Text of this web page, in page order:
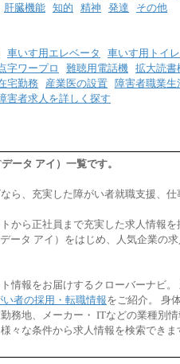
肝臓機能 知的 精神 発達 その他
車いす用エレベータ 車いす用トイレ
字ワープロ 難聴用電話機 拡大読書
宅勤務 産業医の設置
障害者職業
害者求人を詳しく探す
ータ アイ）一覧です。
ら、充実した障がい者就職支援、仕
から正社員まで充実した求人情報を
ータ アイ）をはじめ、人気企業の
情報をお届けするクローバーナビ。
い者の採用・転職情報をご紹介。 身
務地、メーカー・ ITなどの業種別
々な条件から求人情報を検索できま